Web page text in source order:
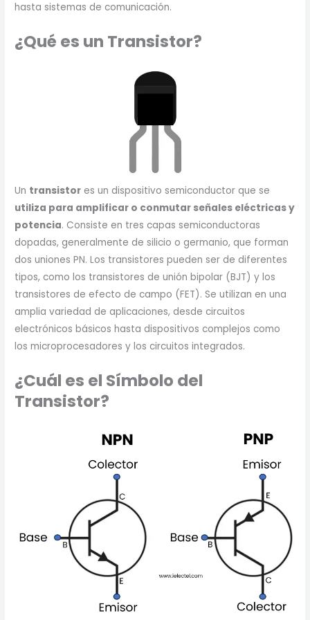
hasta sistemas de comunicación.
¿Qué es un Transistor?
Un transistor es un dispositivo semiconductor que se
utiliza para amplificar o conmutar señales eléctricas y
potencia. Consiste en tres capas semiconductoras
dopadas, generalmente de silicio o germanio, que forman
dos uniones PN. Los transistores pueden ser de diferentes
tipos, como los transistores de unión bipolar (BJT) y los
transistores de efecto de campo (FET). Se utilizan en una
amplia variedad de aplicaciones, desde circuitos
electrónicos básicos hasta dispositivos complejos como
los microprocesadores y los circuitos integrados.
¿Cuál es el Símbolo del
Transistor?